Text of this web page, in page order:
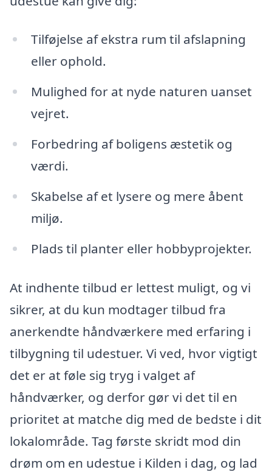
Tilføjelse af ekstra rum til afslapning
eller ophold.
Mulighed for at nyde naturen uanset
vejret.
Forbedring af boligens æstetik og
værdi.
Skabelse af et lysere og mere åbent
miljø.
Plads til planter eller hobbyprojekter.
At indhente tilbud er lettest muligt, og vi
sikrer, at du kun modtager tilbud fra
anerkendte håndværkere med erfaring i
tilbygning til udestuer. Vi ved, hvor vigtigt
det er at føle sig tryg i valget af
håndværker, og derfor gør vi det til en
prioritet at matche dig med de bedste i dit
lokalområde. Tag første skridt mod din
drøm om en udestue i Kilden i dag, og lad